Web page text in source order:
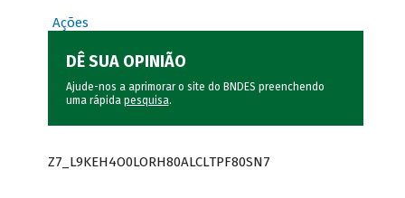
Ações
DÊ SUA OPINIÃO
Ajude-nos a aprimorar o site do BNDES preenchendo
uma rápida pesquisa.
Z7_L9KEH4O0LORH80ALCLTPF80SN7